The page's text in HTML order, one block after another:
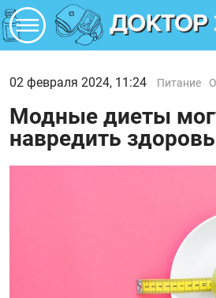
02 февраля 2024, 11:24 Питание
Модные диеты
навредить